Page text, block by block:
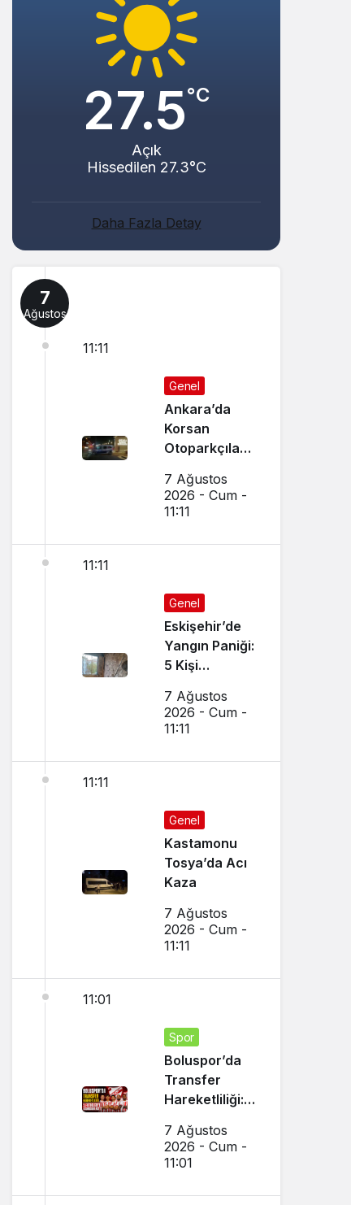
27.5°C
Açık
Hissedilen 27.3°C
Daha Fazla Detay
7
Ağustos
11:11
Genel
Ankara’da
Korsan
Otoparkçılara
Operasyon:
10 Kişi
Alındı
7 Ağustos
2026 - Cum -
11:11
11:11
Genel
Eskişehir’de
Yangın Paniği:
5 Kişi
Etkilendi
7 Ağustos
2026 - Cum -
11:11
11:11
Genel
Kastamonu
Tosya’da Acı
Kaza
7 Ağustos
2026 - Cum -
11:11
11:01
Spor
Boluspor’da
Transfer
Hareketliliği: 5
Kadrosuna
Kattı
7 Ağustos
2026 - Cum -
11:01